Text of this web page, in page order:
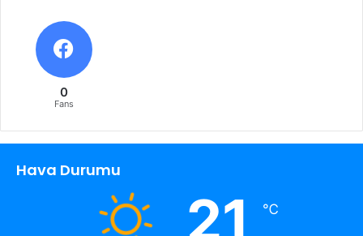
0
Fans
Hava Durumu
21 ℃